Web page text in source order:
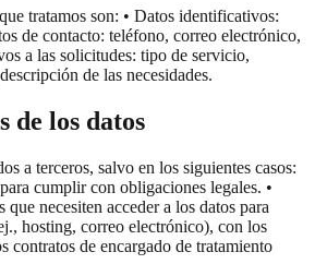
tratamos son: • Datos identificativos:
de contacto: teléfono, correo electrónico,
a las solicitudes: tipo de servicio,
de las necesidades.
de los datos
a terceros, salvo en los siguientes casos:
cumplir con obligaciones legales. •
que necesiten acceder a los datos para
hosting, correo electrónico), con los
contratos de encargado de tratamiento